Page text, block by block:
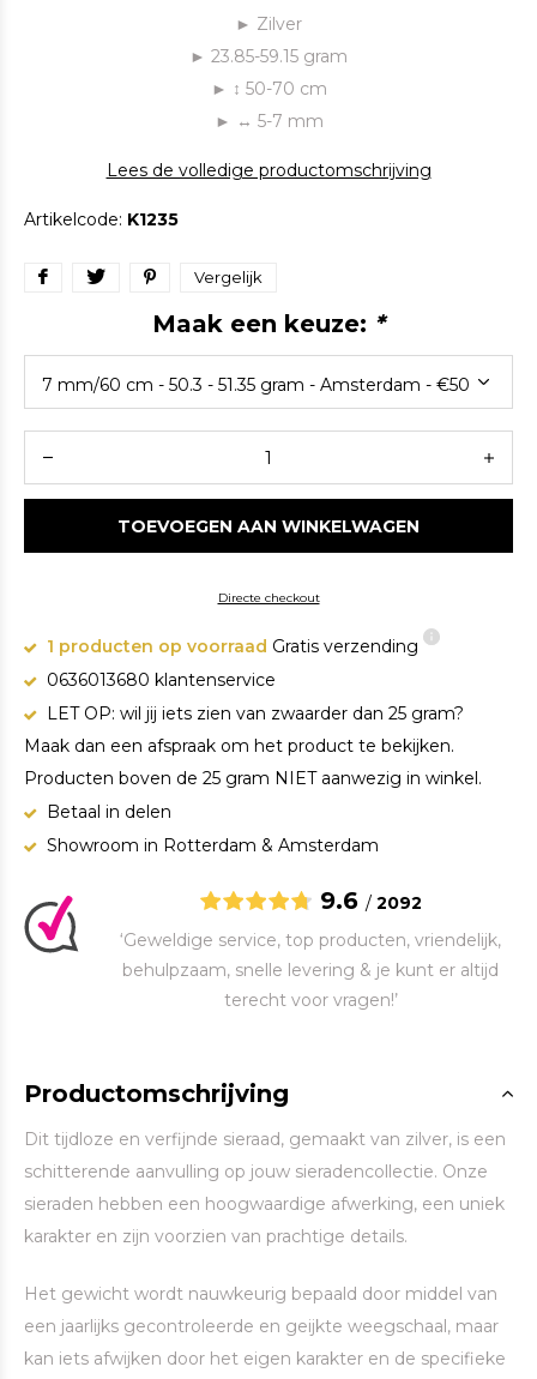
► Zilver
► 23.85-59.15 gram
► ↕ 50-70 cm
► ↔ 5-7 mm
Lees de volledige productomschrijving
Artikelcode: K1235
Vergelijk
Maak een keuze: *
TOEVOEGEN AAN WINKELWAGEN
Directe checkout
1 producten op voorraad Gratis verzending
0636013680 klantenservice
LET OP: wil jij iets zien van zwaarder dan 25 gram?
Maak dan een afspraak om het product te bekijken.
Producten boven de 25 gram NIET aanwezig in winkel.
Betaal in delen
Showroom in Rotterdam & Amsterdam
9.6 / 2092
‘Geweldige service, top producten, vriendelijk,
behulpzaam, snelle levering & je kunt er altijd
terecht voor vragen!’
Productomschrijving
Dit tijdloze en verfijnde sieraad, gemaakt van zilver, is een
schitterende aanvulling op jouw sieradencollectie. Onze
sieraden hebben een hoogwaardige afwerking, een uniek
karakter en zijn voorzien van prachtige details.
Het gewicht wordt nauwkeurig bepaald door middel van
een jaarlijks gecontroleerde en geijkte weegschaal, maar
kan iets afwijken door het eigen karakter en de specifieke